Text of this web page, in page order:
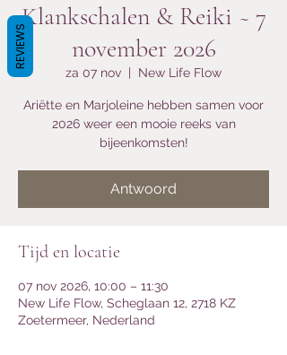
Klankschalen & Reiki ~ 7
november 2026
za 07 nov
  |
New Life Flow
Ariëtte en Marjoleine hebben samen voor
2026 weer een mooie reeks van
bijeenkomsten!
Antwoord
Tijd en locatie
07 nov 2026, 10:00 – 11:30
New Life Flow, Scheglaan 12, 2718 KZ
Zoetermeer, Nederland
REVIEWS